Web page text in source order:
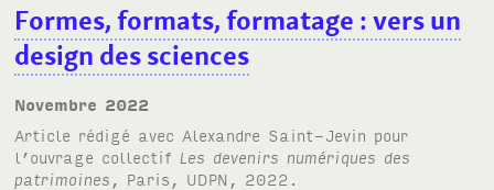
Formes, formats, formatage : vers un
design des sciences
novembre 2022
Article rédigé avec Alexandre Saint-Jevin pour
l’ouvrage collectif Les devenirs numériques des
patrimoines , Paris, UDPN, 2022.